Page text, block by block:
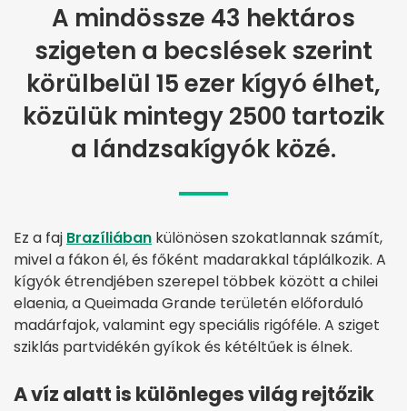
A mindössze 43 hektáros
szigeten a becslések szerint
körülbelül 15 ezer kígyó élhet,
közülük mintegy 2500 tartozik
a lándzsakígyók közé.
Ez a faj Brazíliában különösen szokatlannak számít,
mivel a fákon él, és főként madarakkal táplálkozik. A
kígyók étrendjében szerepel többek között a chilei
elaenia, a Queimada Grande területén előforduló
madárfajok, valamint egy speciális rigóféle. A sziget
sziklás partvidékén gyíkok és kétéltűek is élnek.
A víz alatt is különleges világ rejtőzik